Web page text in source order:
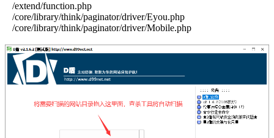
/extend/function.php
/core/library/think/paginator/driver/Eyou.php
/core/library/think/paginator/driver/Mobile.php